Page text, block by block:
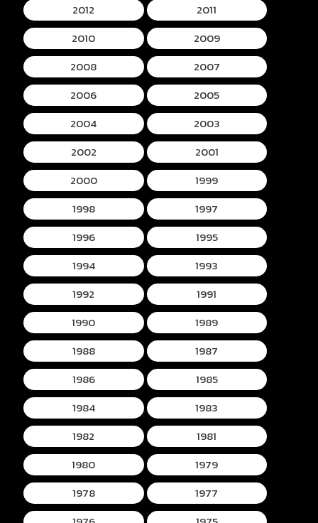
2012
2011
2010
2009
2008
2007
2006
2005
2004
2003
2002
2001
2000
1999
1998
1997
1996
1995
1994
1993
1992
1991
1990
1989
1988
1987
1986
1985
1984
1983
1982
1981
1980
1979
1978
1977